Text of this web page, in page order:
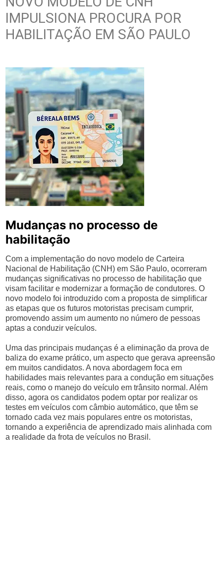
IMPULSIONA PROCURA POR
HABILITAÇÃO EM SÃO PAULO
Mudanças no processo de
habilitação
Com a implementação do novo modelo de Carteira
Nacional de Habilitação (CNH) em São Paulo, ocorreram
mudanças significativas no processo de habilitação que
visam facilitar e modernizar a formação de condutores. O
novo modelo foi introduzido com a proposta de simplificar
as etapas que os futuros motoristas precisam cumprir,
promovendo assim um aumento no número de pessoas
aptas a conduzir veículos.
Uma das principais mudanças é a eliminação da prova de
baliza do exame prático, um aspecto que gerava apreensão
em muitos candidatos. A nova abordagem foca em
habilidades mais relevantes para a condução em situações
reais, como o manejo do veículo em trânsito normal. Além
disso, agora os candidatos podem optar por realizar os
testes em veículos com câmbio automático, que têm se
tornado cada vez mais populares entre os motoristas,
tornando a experiência de aprendizado mais alinhada com
a realidade da frota de veículos no Brasil.